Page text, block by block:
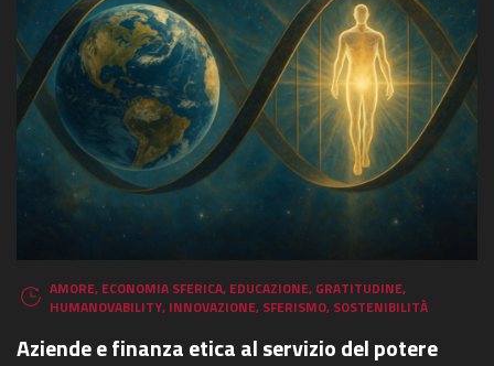
AMORE, ECONOMIA SFERICA, EDUCAZIONE, GRATITUDINE,
HUMANOVABILITY, INNOVAZIONE, SFERISMO, SOSTENIBILITÀ
Aziende e finanza etica al servizio del potere